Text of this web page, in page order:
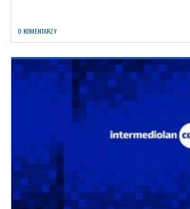
0 KOMENTARZY